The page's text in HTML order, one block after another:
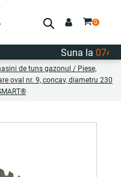
Suna la
de tuns gazonul / Piese,
oval nr. 9, concav, diametru 230